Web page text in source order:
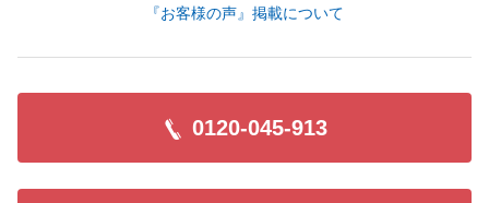
『お客様の声』掲載について
0120-045-913